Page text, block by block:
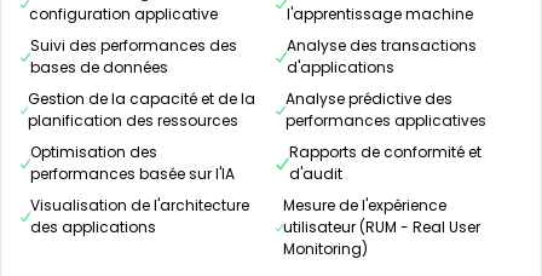
configuration applicative
l'apprentissage machine
Suivi des performances des
bases de données
Analyse des transactions
d'applications
Gestion de la capacité et de la
planification des ressources
Analyse prédictive des
performances applicatives
Optimisation des
performances basée sur l'IA
Rapports de conformité et
d'audit
Visualisation de l'architecture
des applications
Mesure de l'expérience
utilisateur (RUM - Real User
Monitoring)